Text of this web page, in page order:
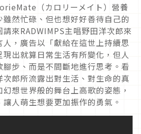
（カロリーメイト）營養
然忙碌、但也想好好善待自己的
來RADWIMPS主唱野田洋次郎來
，廣告以「獻給在這世上持續思
出就算日常生活有所變化，但人
步、而是不間斷地進行思考。看
郎所流露出對生活、對生命的真
想世界般的舞台上高歌的姿態，
人萌生想要更加振作的勇氣。